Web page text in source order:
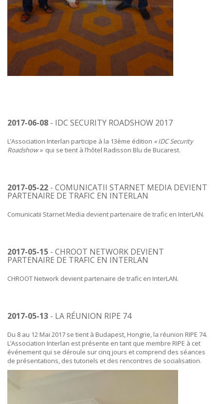
2017-06-08 - IDC SECURITY ROADSHOW 2017
L’Association Interlan participe à la 13ème édition « IDC Security
Roadshow »qui se tient à l’hôtel Radisson Blu de Bucarest.
2017-05-22 - COMUNICATII STARNET MEDIA DEVIENT
PARTENAIRE DE TRAFIC EN INTERLAN
Comunicatii Starnet Media devient partenaire de trafic en InterLAN.
2017-05-15 - CHROOT NETWORK DEVIENT
PARTENAIRE DE TRAFIC EN INTERLAN
CHROOT Network devient partenaire de trafic en InterLAN.
2017-05-13 - LA RÉUNION RIPE 74
Du 8 au 12 Mai 2017 se tient à Budapest, Hongrie, la réunion RIPE 74.
L’Association Interlan est présente en tant que membre RIPE à cet
événement qui se déroule sur cinq jours et comprend des séances
de présentations, des tutoriels et des rencontres de socialisation.